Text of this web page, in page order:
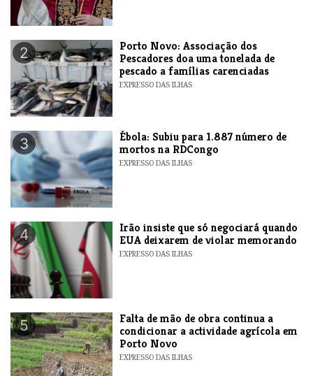
2
​Porto Novo: Associação dos
Pescadores doa uma tonelada de
pescado a famílias carenciadas
EXPRESSO DAS ILHAS
3
​Ébola: Subiu para 1.887 número de
mortos na RDCongo
EXPRESSO DAS ILHAS
4
​Irão insiste que só negociará quando
EUA deixarem de violar memorando
EXPRESSO DAS ILHAS
5
Falta de mão de obra continua a
condicionar a actividade agrícola em
Porto Novo
EXPRESSO DAS ILHAS